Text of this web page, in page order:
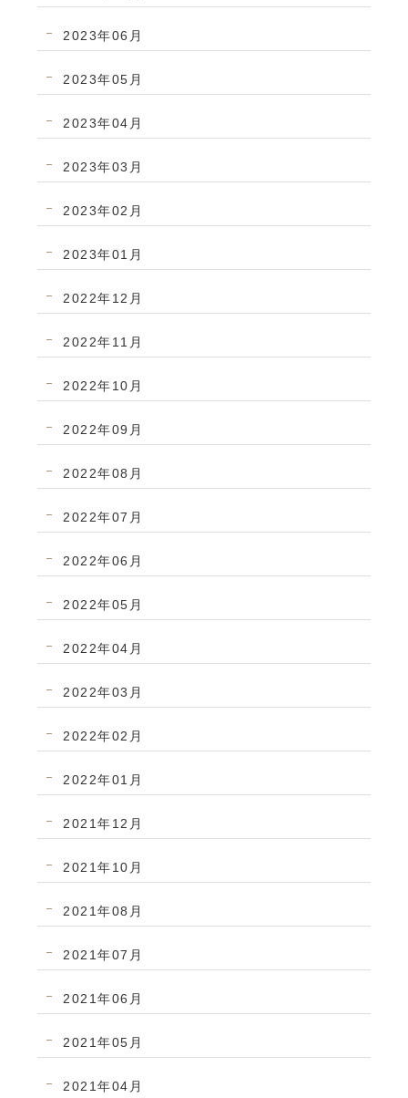
2023年06月
2023年05月
2023年04月
2023年03月
2023年02月
2023年01月
2022年12月
2022年11月
2022年10月
2022年09月
2022年08月
2022年07月
2022年06月
2022年05月
2022年04月
2022年03月
2022年02月
2022年01月
2021年12月
2021年10月
2021年08月
2021年07月
2021年06月
2021年05月
2021年04月